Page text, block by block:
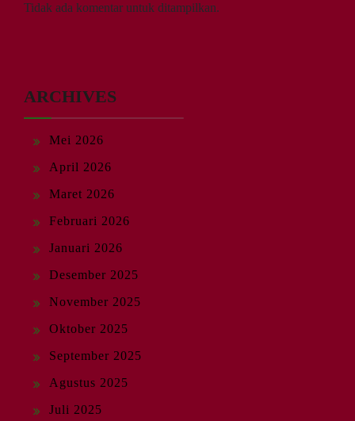
Tidak ada komentar untuk ditampilkan.
ARCHIVES
Mei 2026
April 2026
Maret 2026
Februari 2026
Januari 2026
Desember 2025
November 2025
Oktober 2025
September 2025
Agustus 2025
Juli 2025